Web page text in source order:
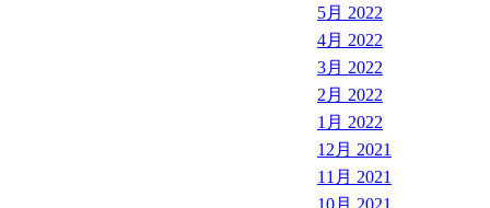
5月 2022
4月 2022
3月 2022
2月 2022
1月 2022
12月 2021
11月 2021
10月 2021